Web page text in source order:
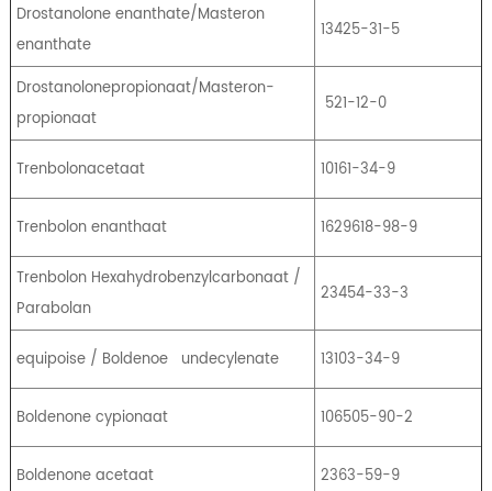
Drostanolone enanthate/Masteron
enanthate
13425-31-5
Drostanolonepropionaat/Masteron-
propionaat
521-12-0
Trenbolonacetaat 10161-34-9
Trenbolon enanthaat 1629618-98-9
Trenbolon Hexahydrobenzylcarbonaat /
Parabolan
23454-33-3
equipoise / Boldenoe undecylenate 13103-34-9
Boldenone cypionaat 106505-90-2
Boldenone acetaat 2363-59-9